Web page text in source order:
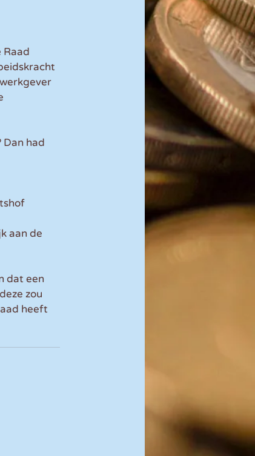
Raad
had
aan de
dat een
zou
heeft